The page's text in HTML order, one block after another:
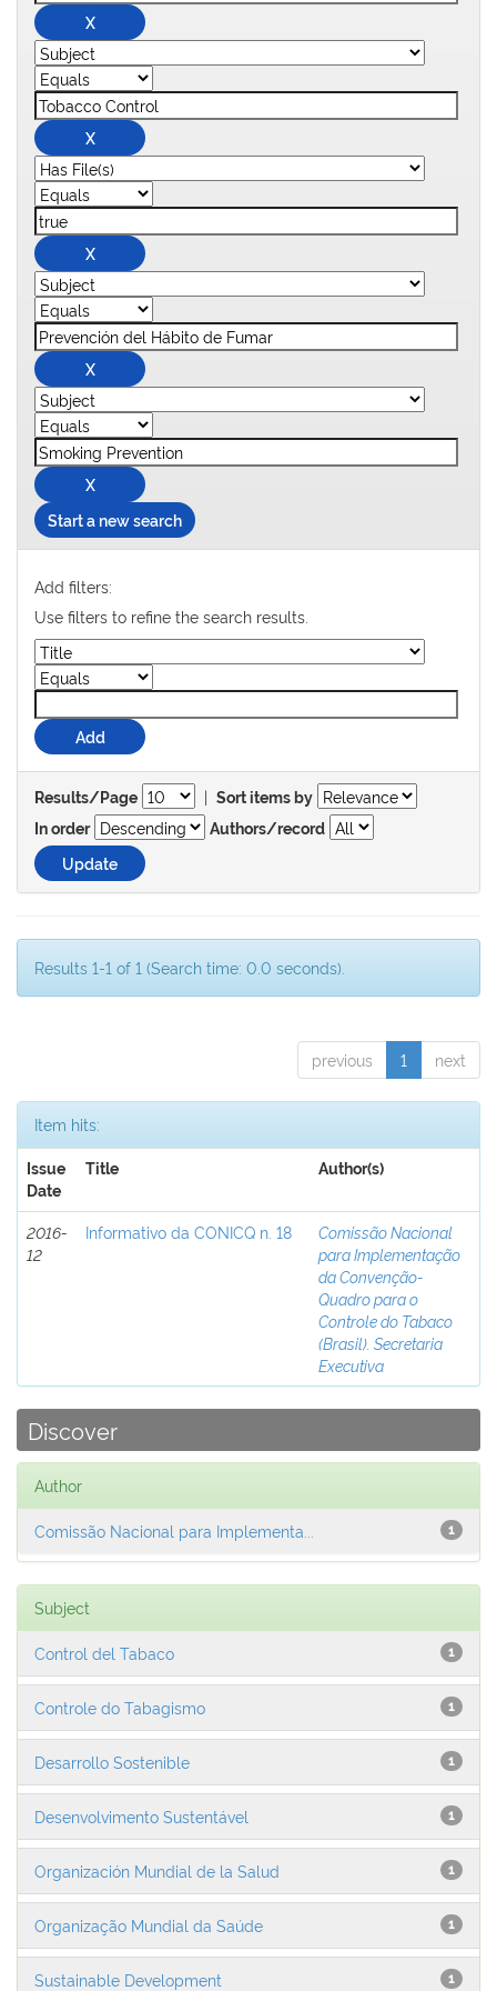
Start a new search
Add filters:
Use filters to refine the search results.
Results/Page | Sort items by
In order
Authors/record
Results 1-1 of 1 (Search time: 0.0 seconds).
previous 1 next
Item hits:
Issue
Date
Title Author(s)
2016-
12
Informativo da CONICQ n. 18
Comissão Nacional
para Implementação
da Convenção-
Quadro para o
Controle do Tabaco
(Brasil). Secretaria
Executiva
Discover
Author
1
Comissão Nacional para Implementa...
Subject
1
Control del Tabaco
1
Controle do Tabagismo
1
Desarrollo Sostenible
1
Desenvolvimento Sustentável
1
Organización Mundial de la Salud
1
Organização Mundial da Saúde
1
Sustainable Development